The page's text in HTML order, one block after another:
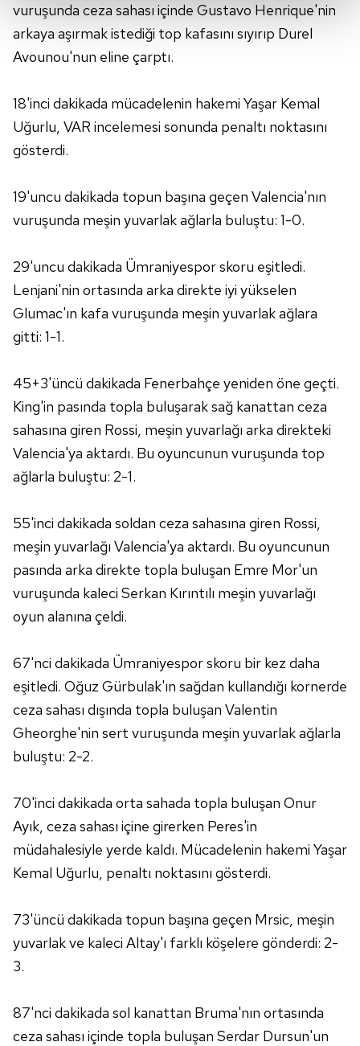
Her halükârda, kullanıcılar, bu çerezlere izin vermedikleri
takdirde, kullanıcılara hedefli reklamlar
Sizlere daha iyi bir hizmet sunabilmek için İnternet
Sitemizde kendimize ve üçüncü kişilere ait çerezler
kullanılmaktadır. Bu çerezler vasıtasıyla çeşitli kişisel
kullanılmaktadır. Diğer çerezler, sitemizin daha işlevsel
kılınması ve kişiselleştirilmesi ve sizlere yönelik
sınırlı olarak açık rızanız dahilinde kullanılacaktır.
Çerezlere ilişkin tercihlerinizi aşağıda yer alan panel
vasıtasıyla belirleyebilirsiniz. Çerezlere ilişkin detaylı bilgi
için Ayarlar butonuna tıklayabilir,
6698 sayılı Kişisel Verilerin Korunması Kanunu uyarınca
hazırlanmış Aydınlatma Metnimizi okumak ve sitemizde
ilgili mevzuata uygun olarak kullanılan çerezlerle ilgili bilgi
almak için lütfentıklayınız.
vuruşunda ceza sahası içinde Gustavo Henrique'nin
arkaya aşırmak istediği top kafasını sıyırıp Durel
Avounou'nun eline çarptı.
18'inci dakikada mücadelenin hakemi Yaşar Kemal
Uğurlu, VAR incelemesi sonunda penaltı noktasını
gösterdi.
19'uncu dakikada topun başına geçen Valencia'nın
vuruşunda meşin yuvarlak ağlarla buluştu: 1-0.
29'uncu dakikada Ümraniyespor skoru eşitledi.
Lenjani'nin ortasında arka direkte iyi yükselen
Glumac'ın kafa vuruşunda meşin yuvarlak ağlara
gitti: 1-1.
45+3'üncü dakikada Fenerbahçe yeniden öne geçti.
King'in pasında topla buluşarak sağ kanattan ceza
sahasına giren Rossi, meşin yuvarlağı arka direkteki
Valencia'ya aktardı. Bu oyuncunun vuruşunda top
ağlarla buluştu: 2-1.
55'inci dakikada soldan ceza sahasına giren Rossi,
meşin yuvarlağı Valencia'ya aktardı. Bu oyuncunun
pasında arka direkte topla buluşan Emre Mor'un
vuruşunda kaleci Serkan Kırıntılı meşin yuvarlağı
oyun alanına çeldi.
67'nci dakikada Ümraniyespor skoru bir kez daha
eşitledi. Oğuz Gürbulak'ın sağdan kullandığı kornerde
ceza sahası dışında topla buluşan Valentin
Gheorghe'nin sert vuruşunda meşin yuvarlak ağlarla
buluştu: 2-2.
70'inci dakikada orta sahada topla buluşan Onur
Ayık, ceza sahası içine girerken Peres'in
müdahalesiyle yerde kaldı. Mücadelenin hakemi Yaşar
Kemal Uğurlu, penaltı noktasını gösterdi.
73'üncü dakikada topun başına geçen Mrsic, meşin
yuvarlak ve kaleci Altay'ı farklı köşelere gönderdi: 2-
3.
87'nci dakikada sol kanattan Bruma'nın ortasında
ceza sahası içinde topla buluşan Serdar Dursun'un